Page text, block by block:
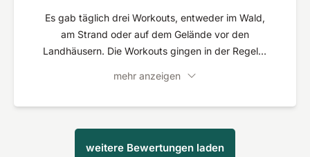
Es gab täglich drei Workouts, entweder im Wald,
am Strand oder auf dem Gelände vor den
Landhäusern. Die Workouts gingen in der Regel 2
mitunter sehr anstrengend, hat mir persöhnlich
Tagen fast 3 Kilo abgenommen. Der Körper ist
durchtrainiert. Das Wetter beständig und warm.
mehr anzeigen
weitere Bewertungen laden